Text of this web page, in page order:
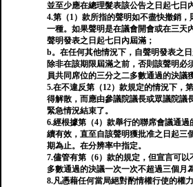
並至少應在總理髮表該公告之日起七日
4.第（1）款所指的聲明如不盡快撤銷，
一種。如果聲明是在議會開會或在三天
聲明發表之日起七日內屆滿；
b。在任何其他情況下，自聲明發表之
除非在該期限屆滿之前，否則該聲明必
員共同席位的三分之二多數通過的決議
5.在不違反第（12）款規定的情況下，
得解散，而應由參議院議長或眾議院議
緊急情況結束了。
6.經根據第（4）款舉行的聯席會議通
續有效，直至自該聲明獲批准之日起三
期為止。在分辨率中指定。
7.儘管有第（6）款的規定，但宣言可
多數通過的決議一次一次不超過三個月
8.凡憑藉任何當局絕對酌情權行使的權